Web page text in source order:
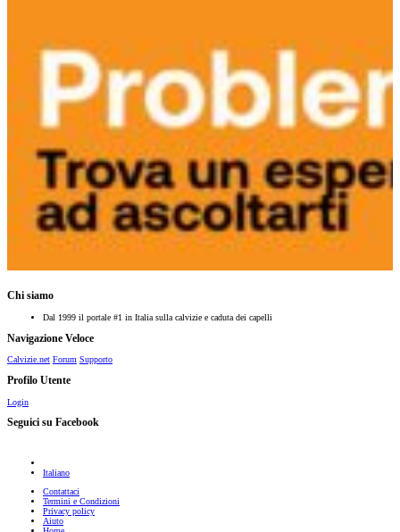
Chi siamo
Dal 1999 il portale #1 in Italia sulla calvizie e caduta dei capelli
Navigazione Veloce
Calvizie.net Forum Supporto
Profilo Utente
Login
Seguici su Facebook
Italiano
Contattaci
Termini e Condizioni
Privacy policy
Aiuto